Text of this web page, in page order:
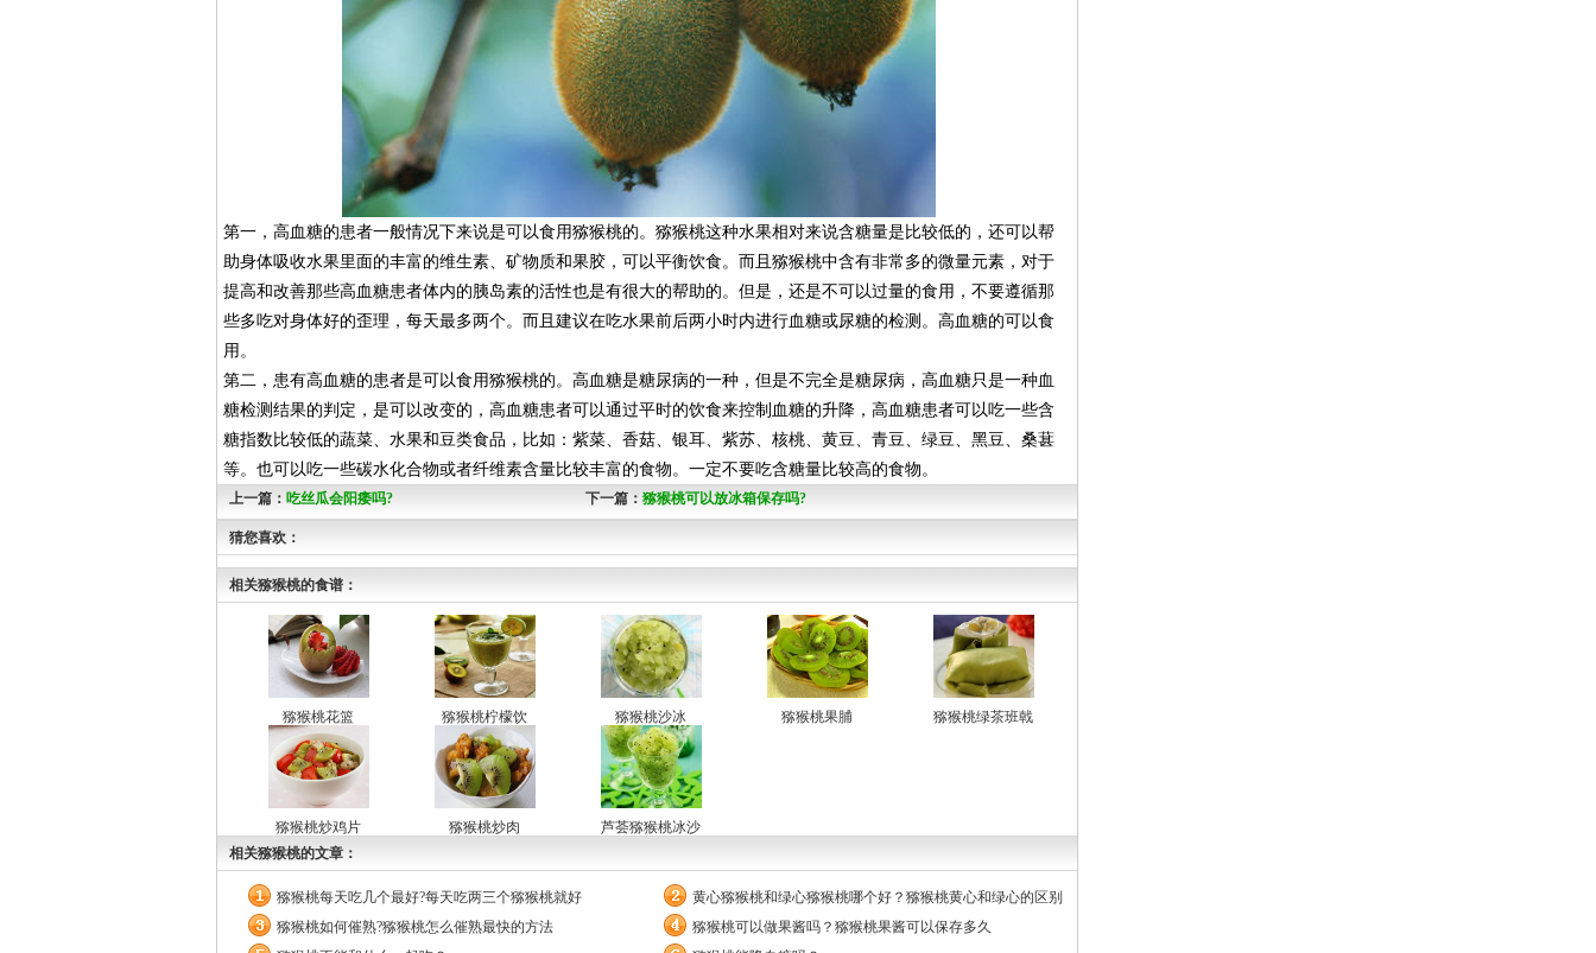
第一，高血糖的患者一般情况下来说是可以食用猕猴桃的。猕猴桃这种水果相对来说含糖量是比较低的，还可以帮
助身体吸收水果里面的丰富的维生素、矿物质和果胶，可以平衡饮食。而且猕猴桃中含有非常多的微量元素，对于
提高和改善那些高血糖患者体内的胰岛素的活性也是有很大的帮助的。但是，还是不可以过量的食用，不要遵循那
些多吃对身体好的歪理，每天最多两个。而且建议在吃水果前后两小时内进行血糖或尿糖的检测。高血糖的可以食
用。
第二，患有高血糖的患者是可以食用猕猴桃的。高血糖是糖尿病的一种，但是不完全是糖尿病，高血糖只是一种血
糖检测结果的判定，是可以改变的，高血糖患者可以通过平时的饮食来控制血糖的升降，高血糖患者可以吃一些含
糖指数比较低的蔬菜、水果和豆类食品，比如：紫菜、香菇、银耳、紫苏、核桃、黄豆、青豆、绿豆、黑豆、桑葚
等。也可以吃一些碳水化合物或者纤维素含量比较丰富的食物。一定不要吃含糖量比较高的食物。
上一篇： 吃丝瓜会阳痿吗? 下一篇： 猕猴桃可以放冰箱保存吗?
猜您喜欢：
相关猕猴桃的食谱：
猕猴桃花篮 猕猴桃柠檬饮 猕猴桃沙冰 猕猴桃果脯 猕猴桃绿茶班戟
猕猴桃炒鸡片 猕猴桃炒肉
芦荟猕猴桃冰沙
相关猕猴桃的文章：
猕猴桃每天吃几个最好?每天吃两三个猕猴桃就好
黄心猕猴桃和绿心猕猴桃哪个好？猕猴桃黄心和绿心的区别
猕猴桃如何催熟?猕猴桃怎么催熟最快的方法
猕猴桃可以做果酱吗？猕猴桃果酱可以保存多久